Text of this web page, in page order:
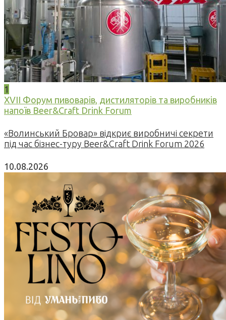
1
XVII Форум пивоварів, дистиляторів та виробників
напоїв Beer&Craft Drink Forum
«Волинський Бровар» відкриє виробничі секрети
під час бізнес-туру Beer&Craft Drink Forum 2026
10.08.2026